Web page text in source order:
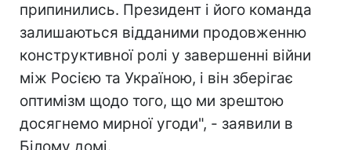
припинились. Президент і його команда
залишаються відданими продовженню
конструктивної ролі у завершенні війни
між Росією та Україною, і він зберігає
оптимізм щодо того, що ми зрештою
досягнемо мирної угоди", - заявили в